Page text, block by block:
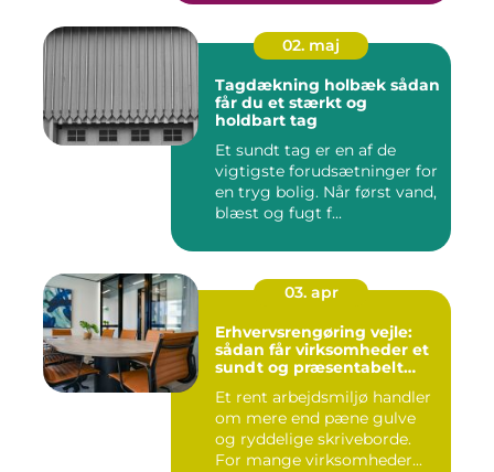
02. maj
Tagdækning holbæk sådan
får du et stærkt og
holdbart tag
Et sundt tag er en af de
vigtigste forudsætninger for
en tryg bolig. Når først vand,
blæst og fugt f...
03. apr
Erhvervsrengøring vejle:
sådan får virksomheder et
sundt og præsentabelt
Et rent arbejdsmiljø handler
om mere end pæne gulve
og ryddelige skriveborde.
For mange virksomheder...